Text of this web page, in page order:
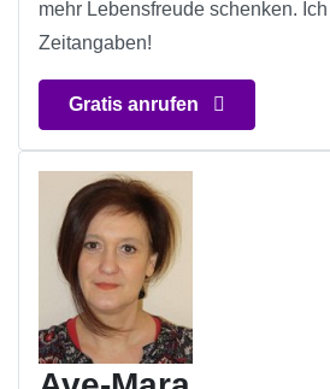
mehr Lebensfreude schenken.
Zeitangaben!
Gratis anrufen